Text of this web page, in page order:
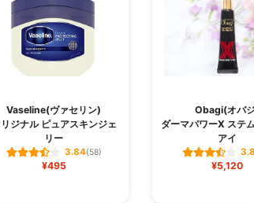
Vaseline(ヴァセリン)
ジナル ピュアスキンジェ
リー
3.84(58)
¥495
Obagi(オバ
ダーマパワーX ステ
アイ
¥5,120